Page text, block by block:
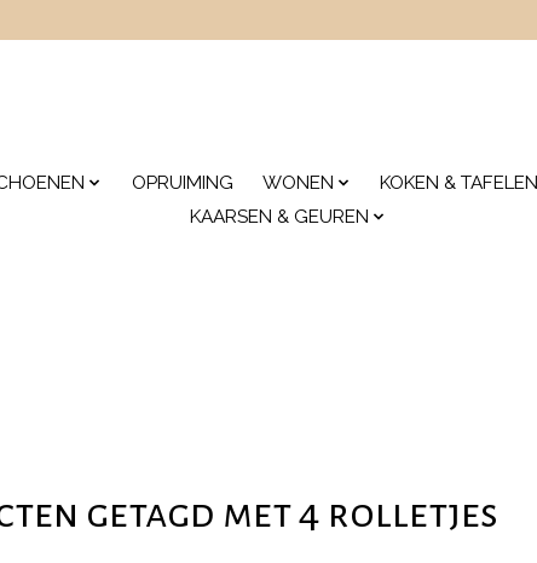
OPRUIMING WONEN KOKEN & TAFELEN
KAARSEN & GEUREN
getagd met 4 rolletjes